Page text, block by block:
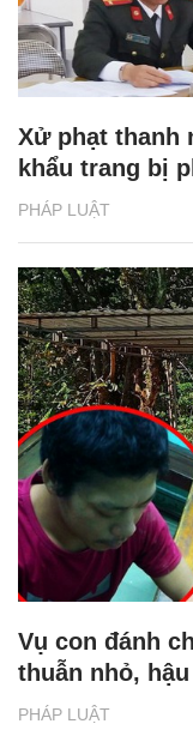
PHÁP LUẬT
Xử phạt thanh
khẩu trang bị
PHÁP LUẬT
Vụ con đánh
thuẫn nhỏ,